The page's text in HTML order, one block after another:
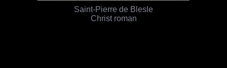
Saint-Pierre de Blesle
Christ roman